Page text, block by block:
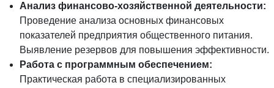
Анализ финансово-хозяйственной деятельности:
Проведение анализа основных финансовых
показателей предприятия общественного питания.
Выявление резервов для повышения эффективности.
Работа с программным обеспечением:
Практическая работа в специализированных